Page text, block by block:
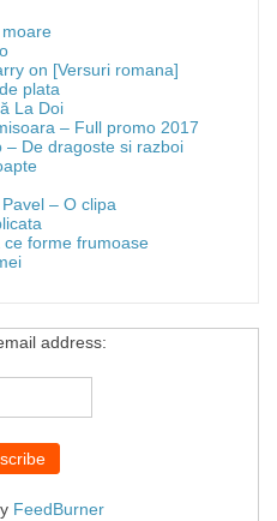
on [Versuri romana]
plata
La Doi
– Full promo 2017
– De dragoste si razboi
– O clipa
ce forme frumoase
address:
FeedBurner